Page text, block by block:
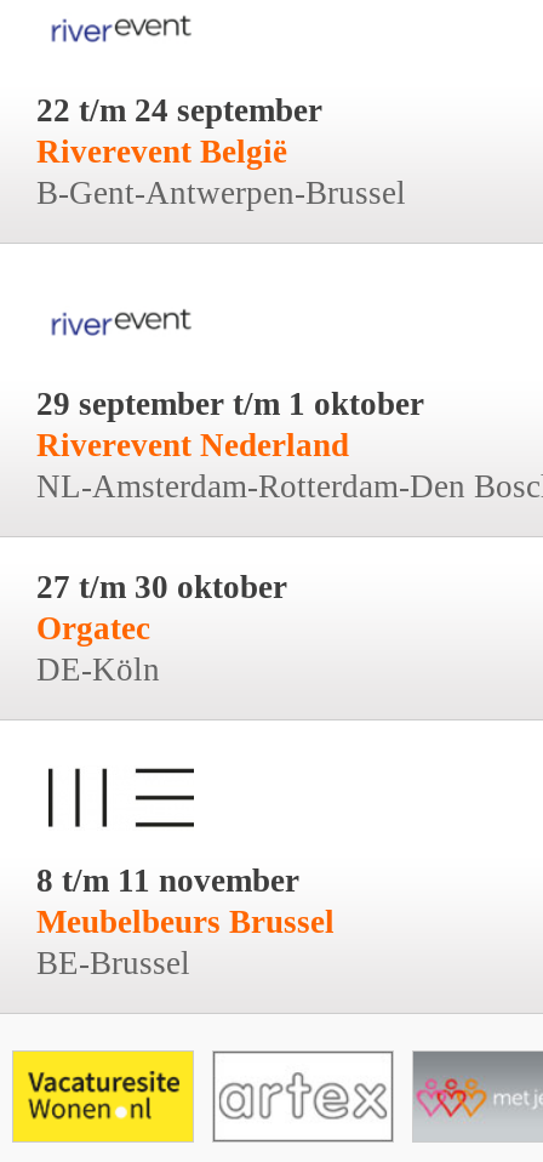
22 t/m 24 september
Riverevent België
B-Gent-Antwerpen-Brussel
29 september t/m 1 oktober
Riverevent Nederland
NL-Amsterdam-Rotterdam-Den
27 t/m 30 oktober
Orgatec
DE-Köln
8 t/m 11 november
Meubelbeurs Brussel
BE-Brussel